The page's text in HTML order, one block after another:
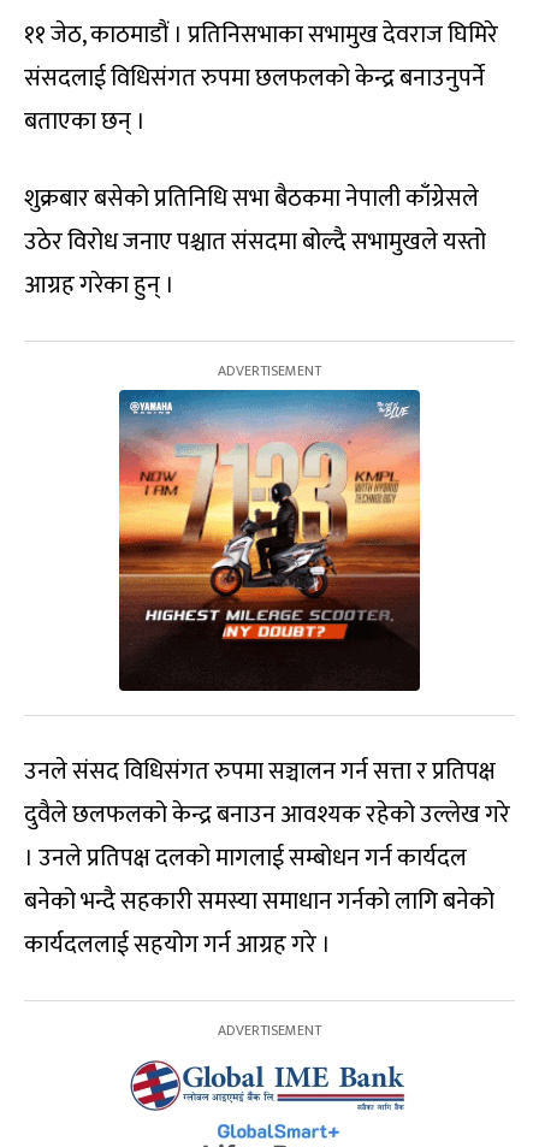
११ जेठ, काठमाडौं । प्रतिनिसभाका सभामुख देवराज घिमिरे
संसदलाई विधिसंगत रुपमा छलफलको केन्द्र बनाउनुपर्ने
बताएका छन् ।
शुक्रबार बसेको प्रतिनिधि सभा बैठकमा नेपाली काँग्रेसले
उठेर विरोध जनाए पश्चात संसदमा बोल्दै सभामुखले यस्तो
आग्रह गरेका हुन् ।
उनले संसद विधिसंगत रुपमा सञ्चालन गर्न सत्ता र प्रतिपक्ष
दुवैले छलफलको केन्द्र बनाउन आवश्यक रहेको उल्लेख गरे
। उनले प्रतिपक्ष दलको मागलाई सम्बोधन गर्न कार्यदल
बनेको भन्दै सहकारी समस्या समाधान गर्नको लागि बनेको
कार्यदललाई सहयोग गर्न आग्रह गरे ।